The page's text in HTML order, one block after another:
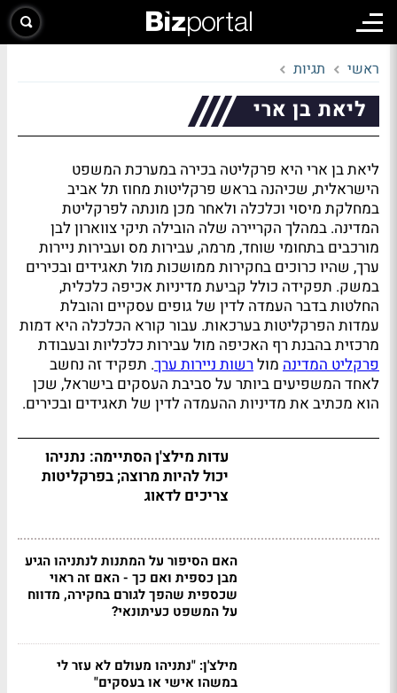
ראשי תגיות
ליאת בן ארי
ליאת בן ארי היא פרקליטה בכירה במערכת המשפט
הישראלית, שכיהנה בראש פרקליטות מחוז תל אביב
במחלקת מיסוי וכלכלה ולאחר מכן מונתה לפרקליטת
המדינה. במהלך הקריירה שלה הובילה תיקי צווארון לבן
מורכבים בתחומי שוחד, מרמה, עבירות מס ועבירות ניירות
ערך, שהיו כרוכים בחקירות ממושכות מול תאגידים ובכירים
במשק. תפקידה כולל קביעת מדיניות אכיפה כלכלית,
החלטות בדבר העמדה לדין של גופים עסקיים והובלת
עמדות הפרקליטות בערכאות. עבור קורא הכלכלה היא דמות
מרכזית בהבנת רף האכיפה מול עבירות כלכליות ובעבודת
פרקליט המדינה מולרשות ניירות ערך. תפקיד זה נחשב
לאחד המשפיעים ביותר על סביבת העסקים בישראל, שכן
הוא מכתיב את מדיניות ההעמדה לדין של תאגידים ובכירים.
עדות מילצ'ן הסתיימה: נתניהו
יכול להיות מרוצה; בפרקליטות
צריכים לדאוג
האם הסיפור על המתנות לנתניהו הגיע
מבן כספית ואם כך - האם זה ראוי
שכספית שהפך לגורם בחקירה, מדווח
על המשפט כעיתונאי?
מילצ'ן: "נתניהו מעולם לא עזר לי
במשהו אישי או בעסקים"